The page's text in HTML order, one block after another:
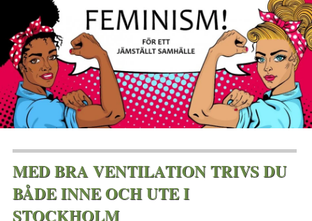
MED BRA VENTILATION TRIVS DU
BÅDE INNE OCH UTE I
STOCKHOLM